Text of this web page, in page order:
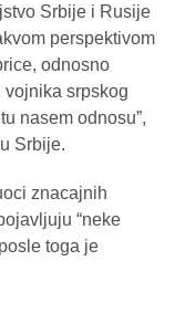
Srbije i Rusije
perspektivom
odnosno
vojnika srpskog
nasem odnosu”,
Srbije.
znacajnih
“neke
toga je